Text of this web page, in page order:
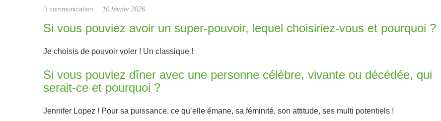
communication 10 février 2026
Si vous pouviez avoir un super-pouvoir, lequel choisiriez-vous et pourquoi ?
Je choisis de pouvoir voler ! Un classique !
Si vous pouviez dîner avec une personne célèbre, vivante ou décédée, qui
serait-ce et pourquoi ?
Jennifer Lopez ! Pour sa puissance, ce qu’elle émane, sa féminité, son attitude, ses multi potentiels !